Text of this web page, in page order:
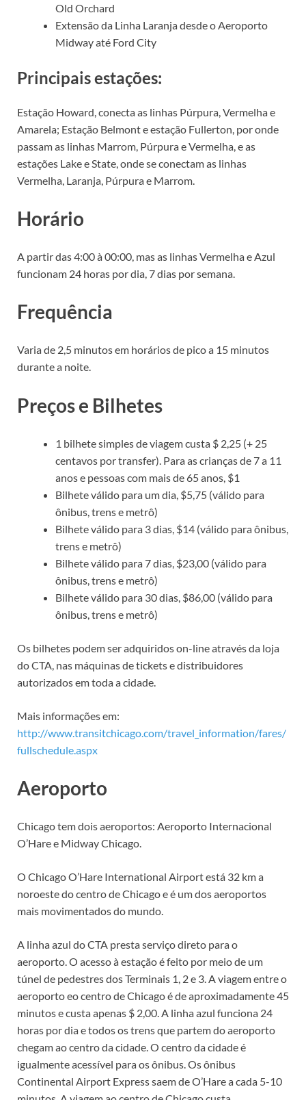
Old Orchard
Extensão da Linha Laranja desde o Aeroporto
Midway até Ford City
Principais estações:
Estação Howard, conecta as linhas Púrpura, Vermelha e
Amarela; Estação Belmont e estação Fullerton, por onde
passam as linhas Marrom, Púrpura e Vermelha, e as
estações Lake e State, onde se conectam as linhas
Vermelha, Laranja, Púrpura e Marrom.
Horário
A partir das 4:00 à 00:00, mas as linhas Vermelha e Azul
funcionam 24 horas por dia, 7 dias por semana.
Frequência
Varia de 2,5 minutos em horários de pico a 15 minutos
durante a noite.
Preços e Bilhetes
1 bilhete simples de viagem custa $ 2,25 (+ 25
centavos por transfer). Para as crianças de 7 a 11
anos e pessoas com mais de 65 anos, $1
Bilhete válido para um dia, $5,75 (válido para
ônibus, trens e metrô)
Bilhete válido para 3 dias, $14 (válido para ônibus,
trens e metrô)
Bilhete válido para 7 dias, $23,00 (válido para
ônibus, trens e metrô)
Bilhete válido para 30 dias, $86,00 (válido para
ônibus, trens e metrô)
Os bilhetes podem ser adquiridos on-line através da loja
do CTA, nas máquinas de tickets e distribuidores
autorizados em toda a cidade.
Mais informações em:
http://www.transitchicago.com/travel_information/fares/
fullschedule.aspx
Aeroporto
Chicago tem dois aeroportos: Aeroporto Internacional
O’Hare e Midway Chicago.
O Chicago O’Hare International Airport está 32 km a
noroeste do centro de Chicago e é um dos aeroportos
mais movimentados do mundo.
A linha azul do CTA presta serviço direto para o
aeroporto. O acesso à estação é feito por meio de um
túnel de pedestres dos Terminais 1, 2 e 3. A viagem entre o
aeroporto eo centro de Chicago é de aproximadamente 45
minutos e custa apenas $ 2,00. A linha azul funciona 24
horas por dia e todos os trens que partem do aeroporto
chegam ao centro da cidade. O centro da cidade é
igualmente acessível para os ônibus. Os ônibus
Continental Airport Express saem de O’Hare a cada 5-10